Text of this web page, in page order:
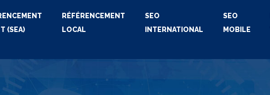
(SEA)
RÉFÉRENCEMENT
LOCAL
SEO
INTERNATIONAL
SEO
MOBILE